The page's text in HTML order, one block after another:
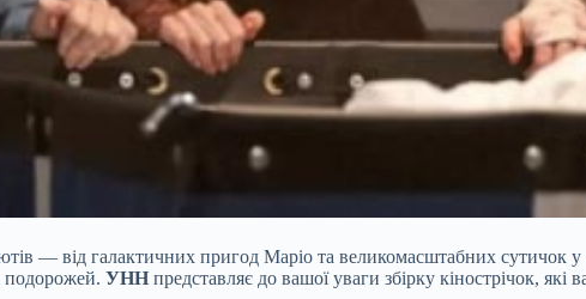
— від галактичних пригод Маріо та великомасштабних сутичок
подорожей. УНН представляє до вашої уваги збірку кінострічок,